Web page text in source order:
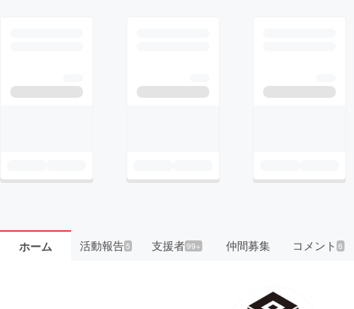
ホーム 活動報告5 支援者99+ 仲間募集 コメント6